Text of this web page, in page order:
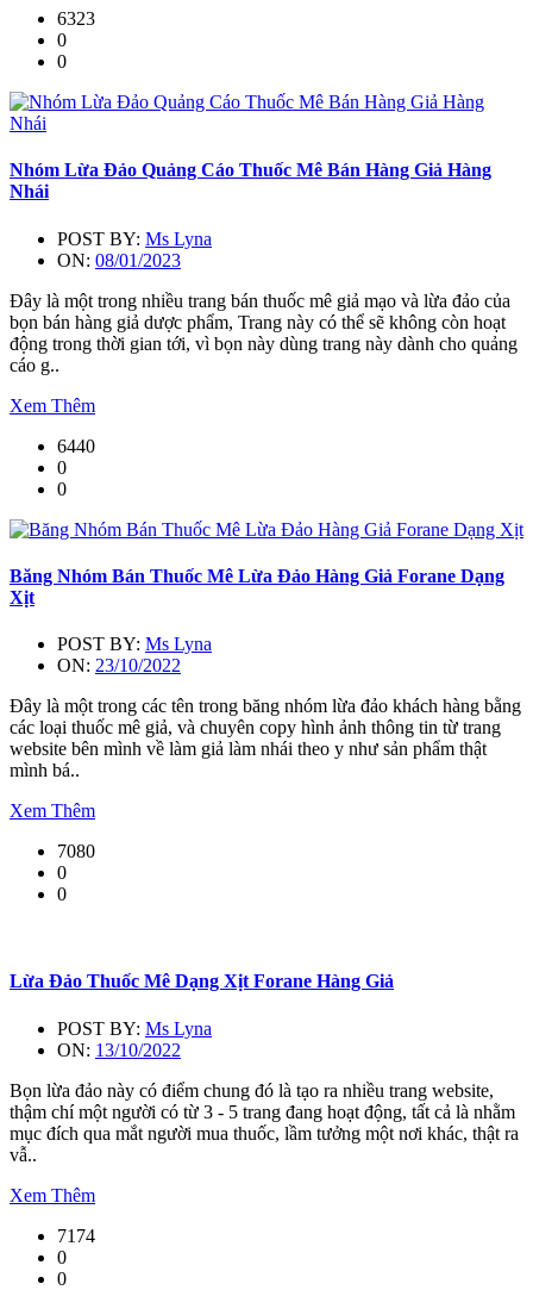
6323
0
0
Nhóm Lừa Đảo Quảng Cáo Thuốc Mê Bán Hàng Giả Hàng
Nhái
POST BY: Ms Lyna
ON: 08/01/2023
Đây là một trong nhiều trang bán thuốc mê giả mạo và lừa đảo của
bọn bán hàng giả dược phẩm, Trang này có thể sẽ không còn hoạt
động trong thời gian tới, vì bọn này dùng trang này dành cho quảng
cáo g..
Xem Thêm
6440
0
0
Băng Nhóm Bán Thuốc Mê Lừa Đảo Hàng Giả Forane Dạng
Xịt
POST BY: Ms Lyna
ON: 23/10/2022
Đây là một trong các tên trong băng nhóm lừa đảo khách hàng bằng
các loại thuốc mê giả, và chuyên copy hình ảnh thông tin từ trang
website bên mình về làm giả làm nhái theo y như sản phẩm thật
mình bá..
Xem Thêm
7080
0
0
Lừa Đảo Thuốc Mê Dạng Xịt Forane Hàng Giả
POST BY: Ms Lyna
ON: 13/10/2022
Bọn lừa đảo này có điểm chung đó là tạo ra nhiều trang website,
thậm chí một người có từ 3 - 5 trang đang hoạt động, tất cả là nhằm
mục đích qua mắt người mua thuốc, lầm tưởng một nơi khác, thật ra
vẫ..
Xem Thêm
7174
0
0